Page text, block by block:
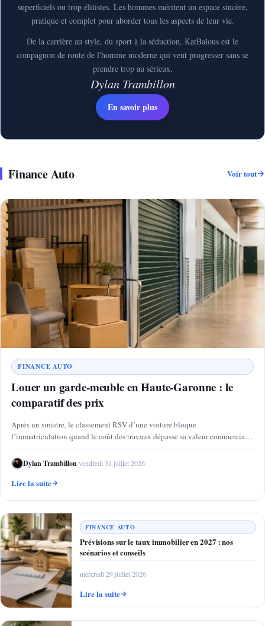
superficiels ou trop élitistes. Les hommes méritent un espace sincère,
pratique et complet pour aborder tous les aspects de leur vie.
De la carrière au style, du sport à la séduction, KatBalous est le
compagnon de route de l'homme moderne qui veut progresser sans se
prendre trop au sérieux.
Dylan Trambillon
En savoir plus
Finance Auto Voir tout
FINANCE AUTO
Louer un garde-meuble en Haute-Garonne : le
comparatif des prix
Après un sinistre, le classement RSV d’une voiture bloque
l’immatriculation quand le coût des travaux dépasse sa valeur commerciale
Dylan Trambillon·vendredi 31 juillet 2026
Lire la suite
FINANCE AUTO
Prévisions sur le taux immobilier en 2027 : nos
scénarios et conseils
mercredi 29 juillet 2026
Lire la suite